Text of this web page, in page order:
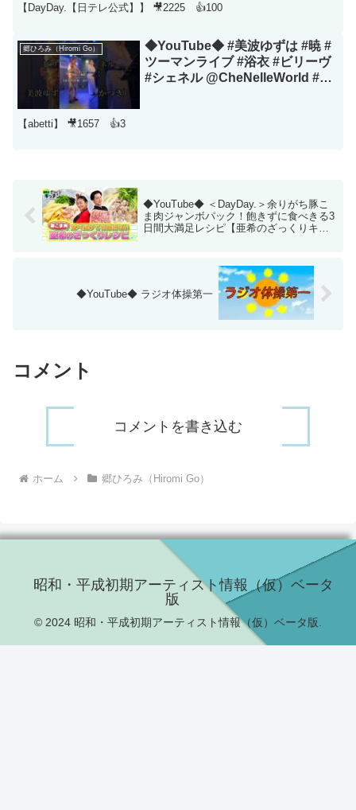
【DayDay.【日テレ公式】】 🎥2225 👍100
郷ひろみ（Hiromi Go）
◆YouTube◆ #美波ゆずは #暁 #
ツーマンライブ #浴衣 #ビリーヴ
#シェネル @CheNelleWorld #映
【abetti】 🎥1657 👍3
◆YouTube◆ ＜DayDay.＞余りがち豚こ
ま肉ジャンボパック！飽きずに食べきる3
日間大満足レシピ【亜希のざっくりキッ
◆YouTube◆ ラジオ体操第一
コメント
コメントを書き込む
ホーム 郷ひろみ（Hiromi Go）
昭和・平成初期アーティスト情報（仮）ベータ
版
© 2024 昭和・平成初期アーティスト情報（仮）ベータ版.